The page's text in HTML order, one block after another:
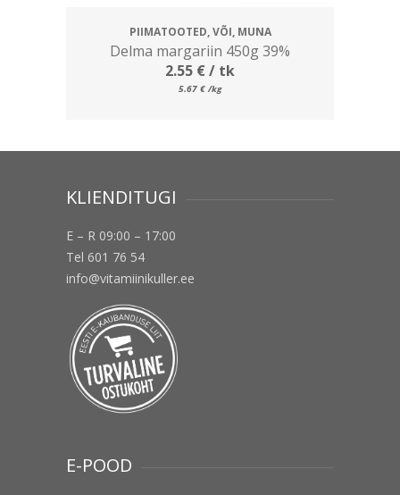
PIIMATOOTED, VÕI, MUNA
Delma margariin 450g 39%
2.55 €/ tk
5.67 € /kg
KLIENDITUGI
E – R 09:00 – 17:00
Tel 601 76 54
info@vitamiinikuller.ee
E-POOD